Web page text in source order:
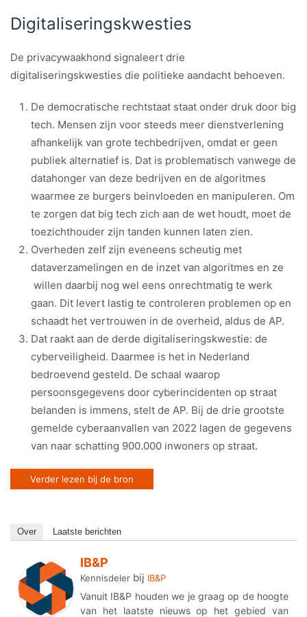
Digitaliseringskwesties
De privacywaakhond signaleert drie
digitaliseringskwesties die politieke aandacht behoeven.
De democratische rechtstaat staat onder druk door big
tech. Mensen zijn voor steeds meer dienstverlening
afhankelijk van grote techbedrijven, omdat er geen
publiek alternatief is. Dat is problematisch vanwege de
datahonger van deze bedrijven en de algoritmes
waarmee ze burgers beinvloeden en manipuleren. Om
te zorgen dat big tech zich aan de wet houdt, moet de
toezichthouder zijn tanden kunnen laten zien.
Overheden zelf zijn eveneens scheutig met
dataverzamelingen en de inzet van algoritmes en ze
willen daarbij nog wel eens onrechtmatig te werk
gaan. Dit levert lastig te controleren problemen op en
schaadt het vertrouwen in de overheid, aldus de AP.
Dat raakt aan de derde digitaliseringskwestie: de
cyberveiligheid. Daarmee is het in Nederland
bedroevend gesteld. De schaal waarop
persoonsgegevens door cyberincidenten op straat
belanden is immens, stelt de AP. Bij de drie grootste
gemelde cyberaanvallen van 2022 lagen de gegevens
van naar schatting 900.000 inwoners op straat.
Verder lezen bij de bron
Over Laatste berichten
IB&P
Kennisdeler bij IB&P
Vanuit IB&P houden we je graag op de hoogte
van het laatste nieuws op het gebied van